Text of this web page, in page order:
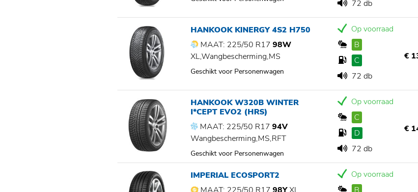
72 db
HANKOOK KINERGY 4S2 H750
MAAT: 225/50 R1798W
XL,Wangbescherming,MS
Geschikt voor Personenwagen
Op voorraad
B
C
72 db
€
HANKOOK W320B WINTER
I*CEPT EVO2 (HRS)
MAAT: 225/50 R1794V
Wangbescherming,MS,RFT
Geschikt voor Personenwagen
Op voorraad
C
D
72 db
€
IMPERIAL ECOSPORT2
Op voorraad